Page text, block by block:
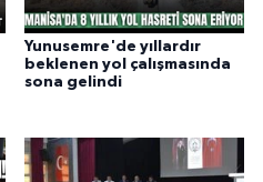
Yunusemre'de yıllardır
beklenen yol çalışmasında
sona gelindi